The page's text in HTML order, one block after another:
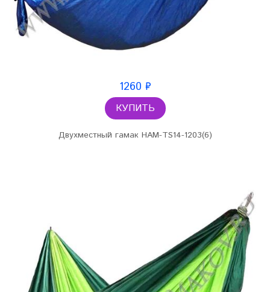
1260 ₽
КУПИТЬ
Двухместный гамак HAM-TS14-1203(6)